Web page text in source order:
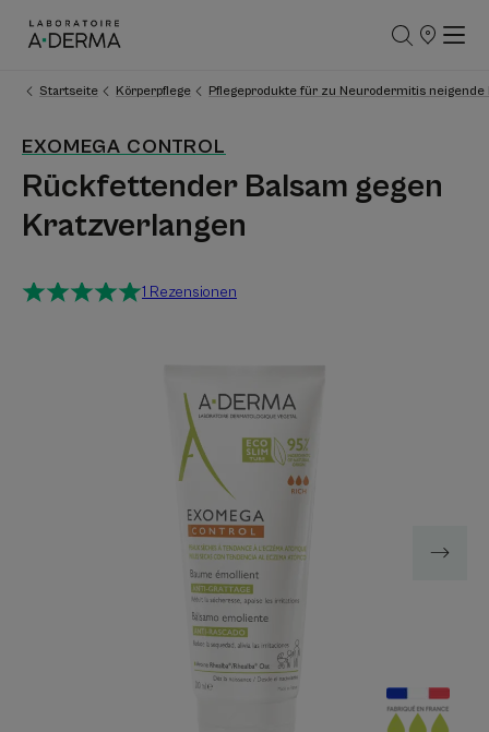
UNSERE
Startseite Körperpflege Pflegeprodukte für zu Neurodermitis neigende
EXOMEGA CONTROL
Rückfettender Balsam gegen
Kratzverlangen
1 Rezensionen